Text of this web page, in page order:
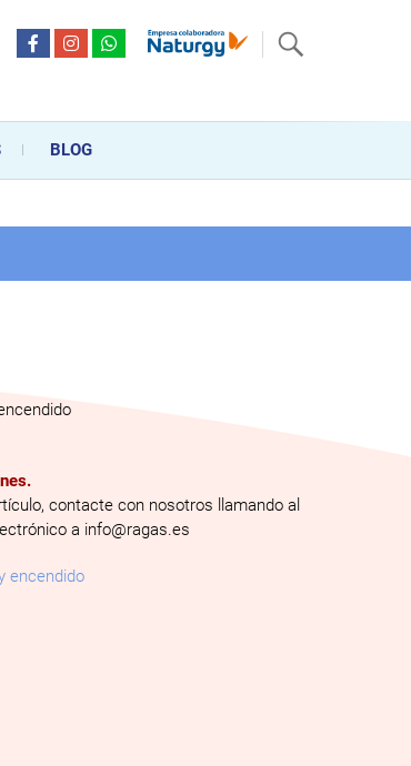
más de 20 años . Acompañamos al cliente
la venta, montaje y reparación, hasta la
BLOG
contacte con nosotros llamando al
a info@ragas.es
encendido